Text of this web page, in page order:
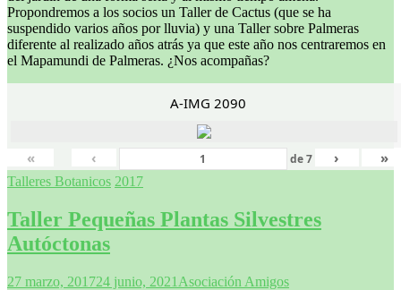
Propondremos a los socios un Taller de Cactus (que se ha
suspendido varios años por lluvia) y una Taller sobre Palmeras
diferente al realizado años atrás ya que este año nos centraremos en
el Mapamundi de Palmeras. ¿Nos acompañas?
A-IMG 2090
« ‹ de7 › »
Talleres Botanicos 2017
Taller Pequeñas Plantas Silvestres
Autóctonas
27 marzo, 201724 junio, 2021 Asociación Amigos